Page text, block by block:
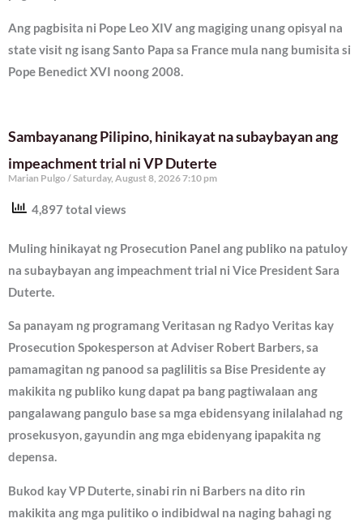
Ang pagbisita ni Pope Leo XIV ang magiging unang opisyal na
state visit ng isang Santo Papa sa France mula nang bumisita si
Pope Benedict XVI noong 2008.
Sambayanang Pilipino, hinikayat na subaybayan ang
impeachment trial ni VP Duterte
Marian Pulgo Saturday, August 8, 2026 7:10 pm
4,897 total views
Muling hinikayat ng Prosecution Panel ang publiko na patuloy
na subaybayan ang impeachment trial ni Vice President Sara
Duterte.
Sa panayam ng programang Veritasan ng Radyo Veritas kay
Prosecution Spokesperson at Adviser Robert Barbers, sa
pamamagitan ng panood sa paglilitis sa Bise Presidente ay
makikita ng publiko kung dapat pa bang pagtiwalaan ang
pangalawang pangulo base sa mga ebidensyang inilalahad ng
prosekusyon, gayundin ang mga ebidenyang ipapakita ng
depensa.
Bukod kay VP Duterte, sinabi rin ni Barbers na dito rin
makikita ang mga pulitiko o indibidwal na naging bahagi ng